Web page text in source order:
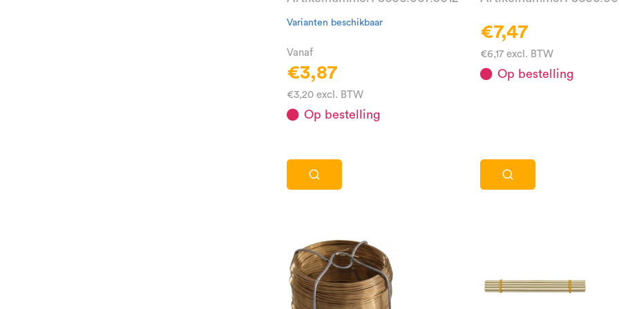
Varianten beschikbaar
Vanaf
€3,87
€3,20 excl. BTW
Op bestelling
€7,47
€6,17 excl. BTW
Op bestelling